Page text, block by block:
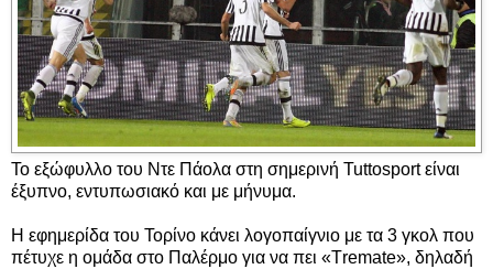
Το εξώφυλλο του Ντε Πάολα στη σημερινή Tuttosport είναι
έξυπνο, εντυπωσιακό και με μήνυμα.
Η εφημερίδα του Τορίνο κάνει λογοπαίγνιο με τα 3 γκολ που
πέτυχε η ομάδα στο Παλέρμο για να πει «Τremate», δηλαδή